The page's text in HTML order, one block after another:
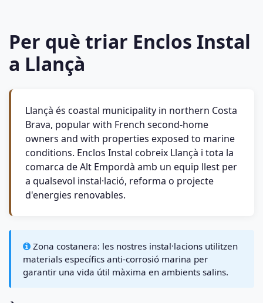
Per què triar Enclos Instal
a Llançà
Llançà és coastal municipality in northern Costa
Brava, popular with French second-home
owners and with properties exposed to marine
conditions. Enclos Instal cobreix Llançà i tota la
comarca de Alt Empordà amb un equip llest per
a qualsevol instal·lació, reforma o projecte
d'energies renovables.
Zona costanera: les nostres instal·lacions utilitzen
materials específics anti-corrosió marina per
garantir una vida útil màxima en ambients salins.